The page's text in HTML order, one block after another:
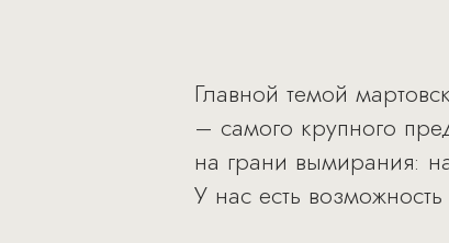
Главной темой
– самого крупного
на грани вымирания:
У нас есть